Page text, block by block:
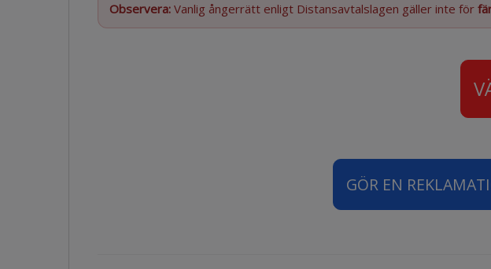
Observera: Vanlig ångerrätt enligt Distansavtalslagen gäller inte för
GÖR EN